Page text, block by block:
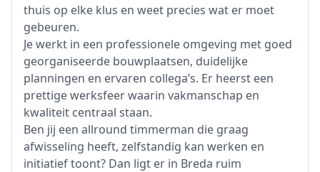
thuis op elke klus en weet precies wat er moet
gebeuren.
Je werkt in een professionele omgeving met goed
georganiseerde bouwplaatsen, duidelijke
planningen en ervaren collega’s. Er heerst een
prettige werksfeer waarin vakmanschap en
kwaliteit centraal staan.
Ben jij een allround timmerman die graag
afwisseling heeft, zelfstandig kan werken en
initiatief toont? Dan ligt er in Breda ruim